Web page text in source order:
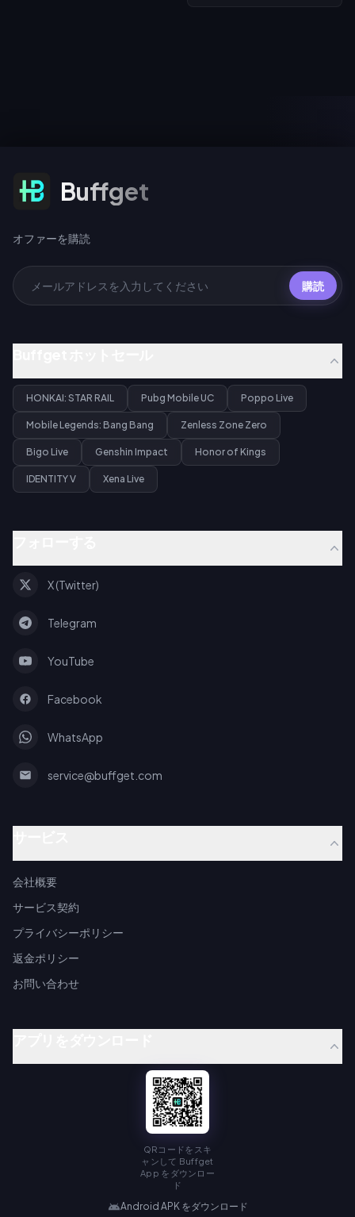
オファーを購読Buffget
オファーを購読
購読
HONKAI: STAR RAIL Pubg Mobile UC Poppo Live
Mobile Legends: Bang Bang Zenless Zone Zero
Bigo Live Genshin Impact Honor of Kings
IDENTITY V Xena Live
X (Twitter)
Telegram
YouTube
Facebook
WhatsApp
service@buffget.com
会社概要
サービス契約
プライバシーポリシー
返金ポリシー
お問い合わせ
QRコードをスキ
ャンして Buffget
App をダウンロー
ド
Android APK をダウンロード